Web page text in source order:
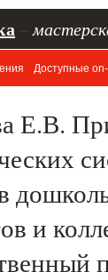
Доступные
Е.В.
и